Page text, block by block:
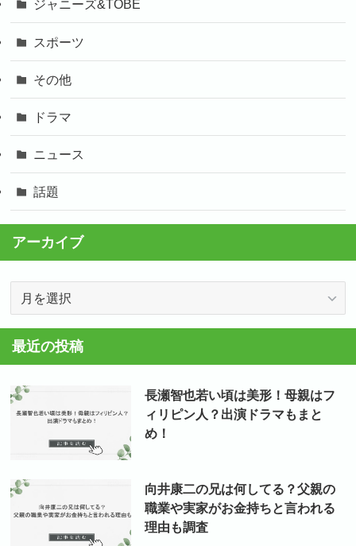
ジャニーズ&TOBE
スポーツ
その他
ドラマ
ニュース
話題
アーカイブ
カ
イ
最近の投稿
長瀬智也若い頃は美形！母親はフ
ィリピン人？出演ドラマもまと
め！
向井康二の兄は何してる？父親の
職業や実家がお金持ちと言われる
理由も調査